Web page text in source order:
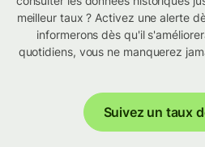
meilleur taux ? Activez une alerte
informerons dès qu'il
quotidiens, vous ne manquerez
Suivez un taux